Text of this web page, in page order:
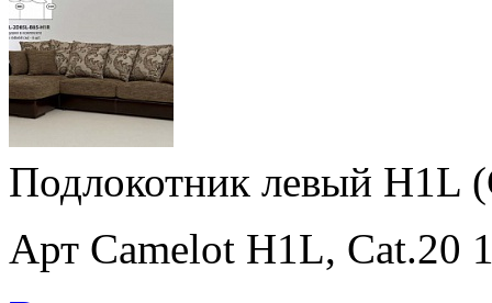
Подлокотник левый H1L
Арт Camelot H1L, Cat.20